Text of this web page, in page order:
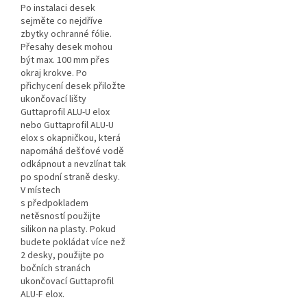
Po instalaci desek
sejměte co nejdříve
zbytky ochranné fólie.
Přesahy desek mohou
být max. 100 mm přes
okraj krokve. Po
přichycení desek přiložte
ukončovací lišty
Guttaprofil ALU-U elox
nebo Guttaprofil ALU-U
elox s okapničkou, která
napomáhá dešťové vodě
odkápnout a nevzlínat tak
po spodní straně desky.
V místech
s předpokladem
netěsností použijte
silikon na plasty. Pokud
budete pokládat více než
2 desky, použijte po
bočních stranách
ukončovací Guttaprofil
ALU-F elox.